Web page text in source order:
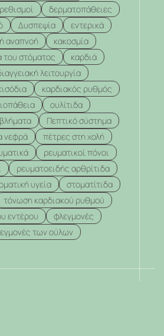
δερματοπάθειες
Δυσπεψία
εντερικά
αναπνοή
κακοσμία
του στόματος
καρδιά
λειτουργία
καρδιακός ρυθμός
ουλίτιδα
Πεπτικό σύστημα
νεφρά
πέτρες στη χολή
ρευματικοί πόνοι
ρευματοειδής αρθρίτιδα
υγεία
στοματίτιδα
τόνωση καρδιακού ρυθμού
εντέρου
φλεγμονές
των ούλων